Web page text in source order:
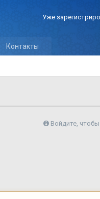
Уже
Контакты
Войдите,